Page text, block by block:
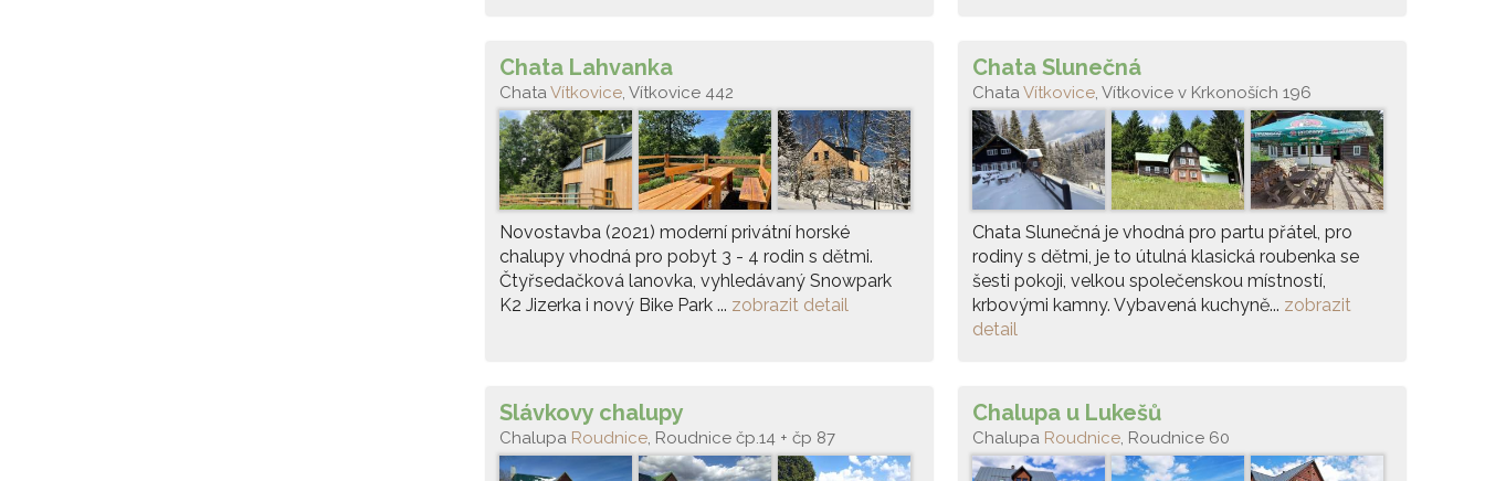
Chata Lahvanka
ChataVítkovice, Vítkovice 442
Novostavba (2021) moderní privátní horské
chalupy vhodná pro pobyt 3 - 4 rodin s dětmi.
Čtyřsedačková lanovka, vyhledávaný Snowpark
K2 Jizerka i nový Bike Park ... zobrazit detail
Chata Slunečná
ChataVítkovice, Vítkovice v Krkonoších 196
Chata Slunečná je vhodná pro partu přátel, pro
rodiny s dětmi, je to útulná klasická roubenka se
šesti pokoji, velkou společenskou místností,
krbovými kamny. Vybavená kuchyně... zobrazit
detail
Slávkovy chalupy
Chalupa Roudnice, Roudnice čp.14 + čp 87
Chalupa u Lukešů
Chalupa Roudnice, Roudnice 60